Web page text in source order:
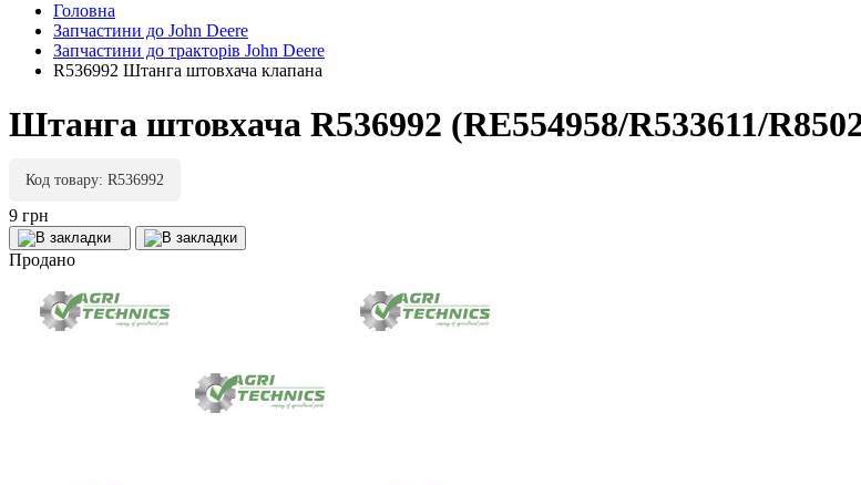
Головна
Запчастини до John Deere
Запчастини до тракторів John Deere
R536992 Штанга штовхача клапана
Штанга штовхача R536992 (RE554958/R533611/
Код товару: R536992
9 грн
Продано